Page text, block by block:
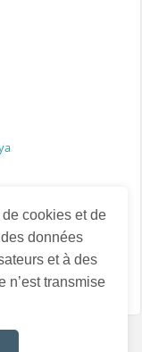
cookies et de
données
et à des
n’est transmise
personnelles